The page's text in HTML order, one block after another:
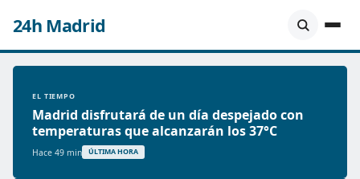
24h Madrid
EL TIEMPO
Madrid disfrutará de un día despejado con
temperaturas que alcanzarán los 37°C
Hace 49 min ÚLTIMA HORA